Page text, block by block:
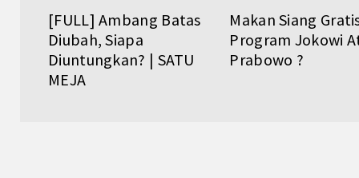
[FULL] Ambang Batas
Diubah, Siapa
Diuntungkan? | SATU
MEJA
Makan Siang
Program Jokowi
Prabowo ?